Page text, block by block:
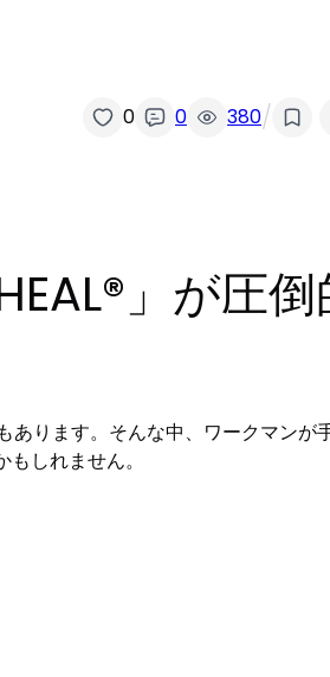
0 0 380/
」が圧倒
あります。そんな中、ワークマンが
しれません。